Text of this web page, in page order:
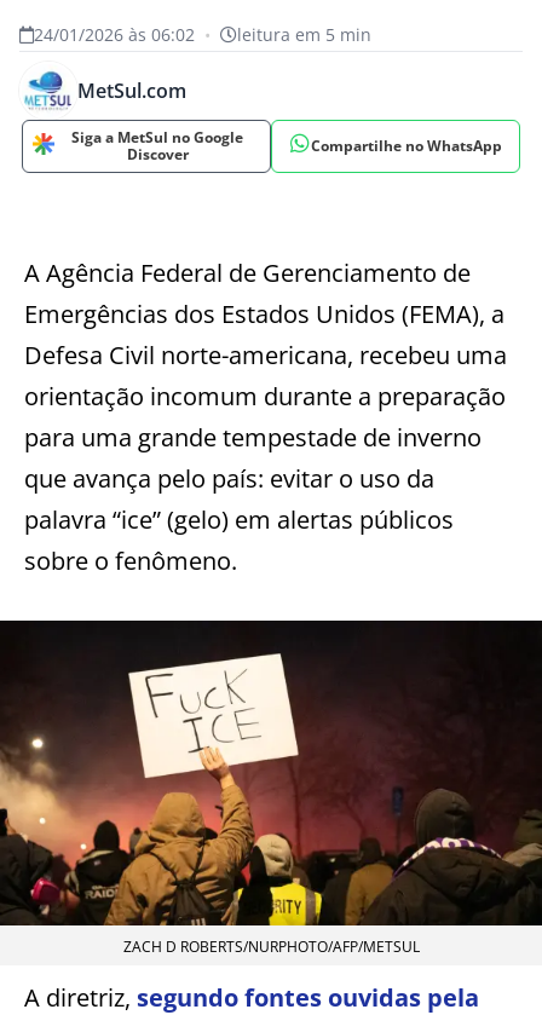
24/01/2026 às 06:02 • leitura em 5 min
MetSul.com
Siga a MetSul no Google
Discover
Compartilhe no WhatsApp
A Agência Federal de Gerenciamento de
Emergências dos Estados Unidos (FEMA), a
Defesa Civil norte-americana, recebeu uma
orientação incomum durante a preparação
para uma grande tempestade de inverno
que avança pelo país: evitar o uso da
palavra “ice” (gelo) em alertas públicos
sobre o fenômeno.
ZACH D ROBERTS/NURPHOTO/AFP/METSUL
A diretriz, segundo fontes ouvidas pela